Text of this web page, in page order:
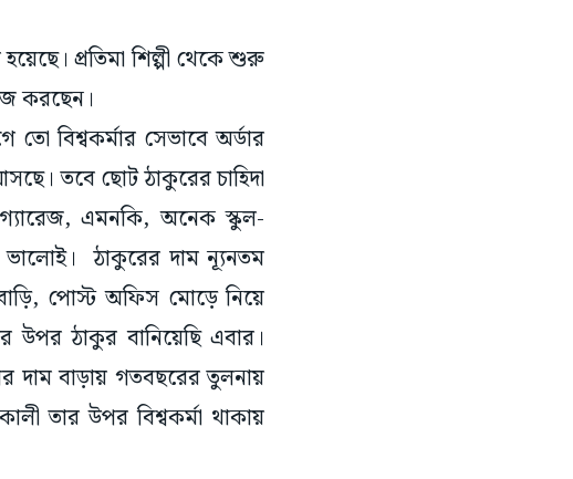
প্রতিমা শিল্পী থেকে শুরু
করছেন।
তো বিশ্বকর্মার সেভাবে অর্ডার
তবে ছোট ঠাকুরের চাহিদা
এমনকি, অনেক স্কুল-
ভালোই। ঠাকুরের দাম ন্যূনতম
পোস্ট অফিস মোড়ে নিয়ে
উপর ঠাকুর বানিয়েছি এবার।
দাম বাড়ায় গতবছরের তুলনায়
তার উপর বিশ্বকর্মা থাকায়